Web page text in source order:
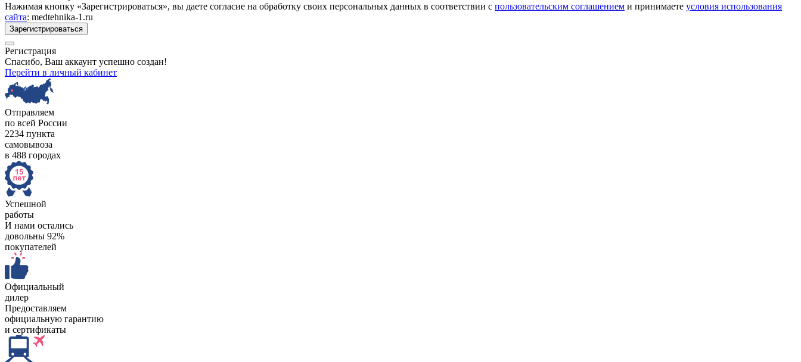
Нажимая кнопку «Зарегистрироваться», вы даете согласие на обработку своих персональных данных в соответствии с пользовательским соглашением и принимаете условия использования
сайта: medtehnika-1.ru
Зарегистрироваться
Регистрация
Спасибо, Ваш аккаунт успешно создан!
Перейти в личный кабинет
Отправляем
по всей России
2234 пункта
самовывоза
в 488 городах
Успешной
работы
И нами остались
довольны 92%
покупателей
Официальный
дилер
Предоставляем
официальную гарантию
и сертификаты